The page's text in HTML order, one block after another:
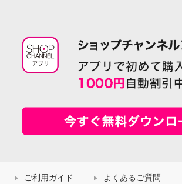
ご利用ガイド よくあるご質問